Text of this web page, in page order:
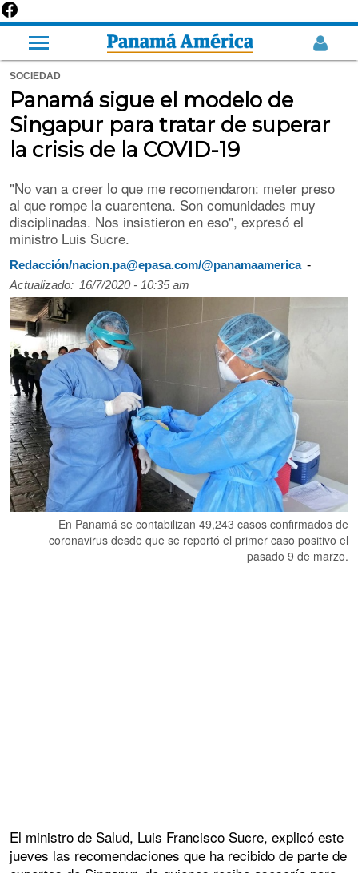
SOCIEDAD
Panamá sigue el modelo de
Singapur para tratar de superar
la crisis de la COVID-19
"No van a creer lo que me recomendaron: meter preso
al que rompe la cuarentena. Son comunidades muy
disciplinadas. Nos insistieron en eso", expresó el
ministro Luis Sucre.
Redacción/nacion.pa@epasa.com/@panamaamerica -
Actualizado: 16/7/2020 - 10:35 am
En Panamá se contabilizan 49,243 casos confirmados de
coronavirus desde que se reportó el primer caso positivo el
pasado 9 de marzo.
El ministro de Salud, Luis Francisco Sucre, explicó este
jueves las recomendaciones que ha recibido de parte de